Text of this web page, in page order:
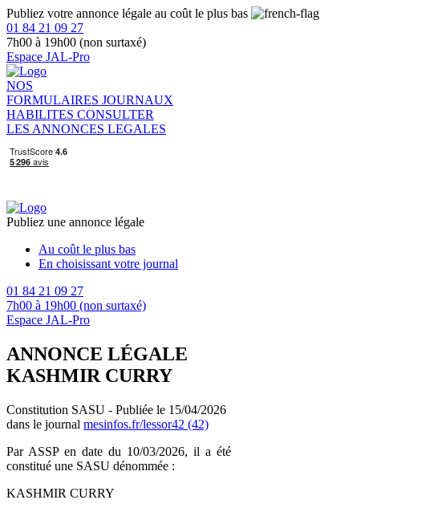
Publiez votre annonce légale au coût le plus bas
01 84 21 09 27
7h00 à 19h00 (non surtaxé)
Espace JAL-Pro
NOS
FORMULAIRES JOURNAUX
HABILITES CONSULTER
LES ANNONCES LEGALES
Publiez une annonce légale
Au coût le plus bas
En choisissant votre journal
01 84 21 09 27
7h00 à 19h00 (non surtaxé)
Espace JAL-Pro
ANNONCE LÉGALE
KASHMIR CURRY
Constitution SASU - Publiée le 15/04/2026
dans le journal mesinfos.fr/lessor42 (42)
Par ASSP en date du 10/03/2026, il a été
constitué une SASU dénommée :
KASHMIR CURRY